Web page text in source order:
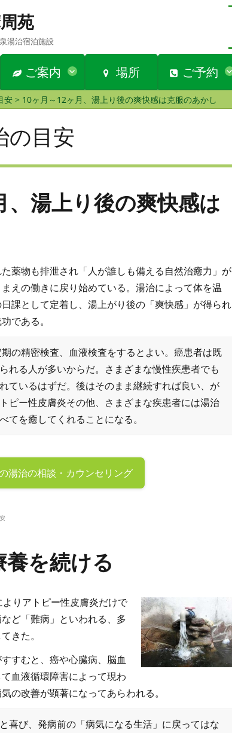
苑
湯治宿泊施設
ご案内 場所 ご予約
安> 10ヶ月～12ヶ月、湯上り後の爽快感は克服のあかし
の目安
、湯上り後の爽快感は
薬物も排泄され「人が誰しも備える自然治癒力」が
えの働きに戻り始めている。湯治によって体を温
課として定着し、湯上がり後の「爽快感」が得られ
である。
の精密検査、血液検査をするとよい。癌患者は既
れる人が多いからだ。さまざまな慢性疾患者でも
ているはずだ。後はそのまま継続すれば良い、が
ピー性皮膚炎その他、さまざまな疾患者には湯治
てを癒してくれることになる。
湯治の相談・カウンセリング
養を続ける
りアトピー性皮膚炎だけで
ど「難病」といわれる、多
きた。
すむと、癌や心臓病、脳血
血液循環障害によって現わ
の改善が顕著になってあらわれる。
喜び、発病前の「病気になる生活」に戻ってはな